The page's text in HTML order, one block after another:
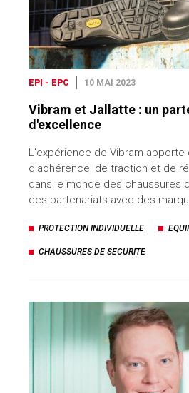
EPI - EPC 10 MAI 2023
Vibram et Jallatte : un
d'excellence
L'expérience de Vibram apporte
d'adhérence, de traction et de
dans le monde des chaussures
des partenariats avec des
PROTECTION INDIVIDUELLE
CHAUSSURES DE SECURITE